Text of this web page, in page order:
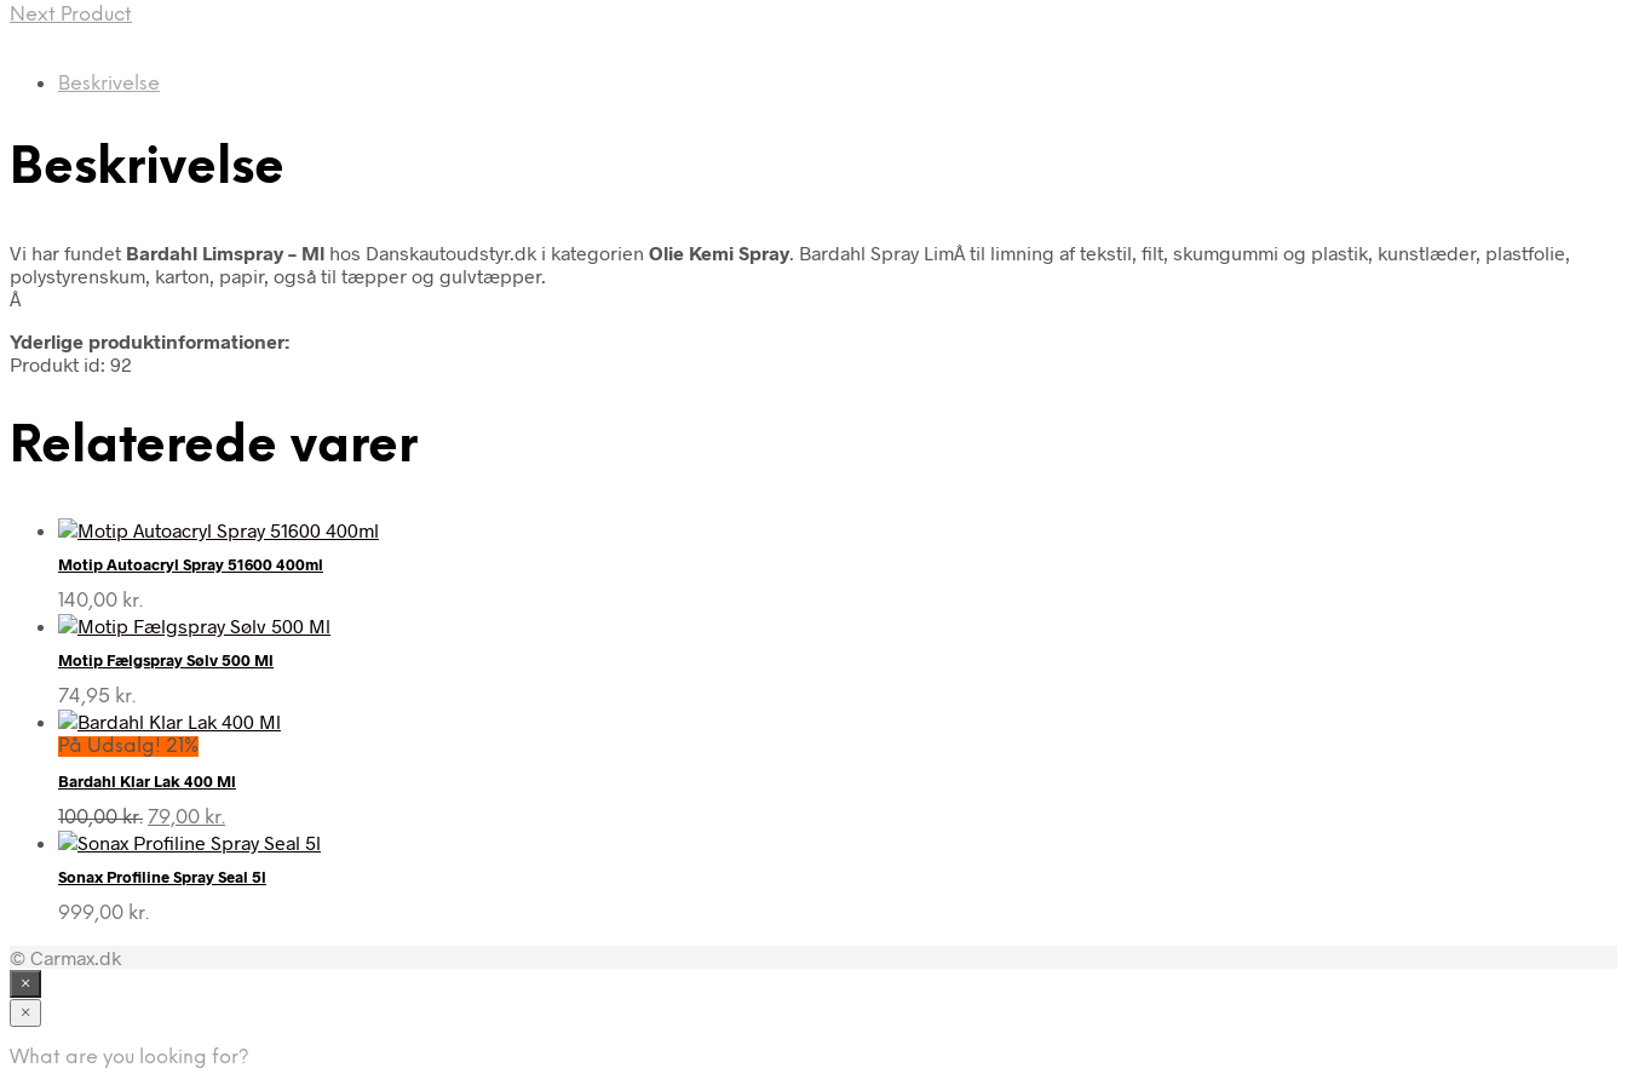
Next Product
Beskrivelse
Beskrivelse
Vi har fundet Bardahl Limspray – Ml hos Danskautoudstyr.dk i kategorien Olie Kemi Spray. Bardahl Spray LimÂ til limning af tekstil, filt, skumgummi og plastik, kunstlæder, plastfolie,
polystyrenskum, karton, papir, også til tæpper og gulvtæpper.
Â
Yderlige produktinformationer:
Produkt id: 92
Relaterede varer
Motip Autoacryl Spray 51600 400ml
140,00 kr.
Motip Fælgspray Sølv 500 Ml
74,95 kr.
På Udsalg! 21%
Bardahl Klar Lak 400 Ml
100,00kr. Den
oprindelige
var:
79,00 kr.
aktuelle
er:
Sonax Profiline Spray Seal 5l
999,00 kr.
© Carmax.dk
×
×
What are you looking for?